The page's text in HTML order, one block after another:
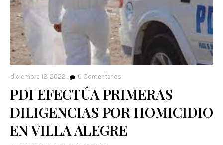
diciembre 12, 2022 0 Comentarios
PDI EFECTÚA PRIMERAS
DILIGENCIAS POR HOMICIDIO
EN VILLA ALEGRE